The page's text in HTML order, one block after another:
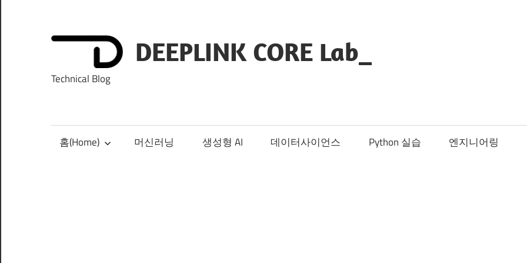
content
DEEPLINK CORE Lab_
Technical Blog
홈(Home) 머신러닝 생성형 AI 데이터사이언스 Python 실습 엔지니어링